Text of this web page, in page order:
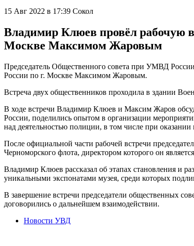
15 Авг 2022 в 17:39 Сокол
Владимир Клюев провёл рабочую
Москве Максимом Жаровым
Председатель Общественного совета при УМВД
России по г. Москве Максимом Жаровым.
Встреча двух общественников проходила в здании
В ходе встречи Владимир Клюев и Максим Жаров
России, поделились опытом в организации
над деятельностью полиции, в том числе при
После официальной части рабочей встречи
Черноморского флота, директором которого он
Владимир Клюев рассказал об этапах становления и
уникальными экспонатами музея, среди которых
В завершение встречи председатели общественных
договорились о дальнейшем взаимодействии.
Новости УВД